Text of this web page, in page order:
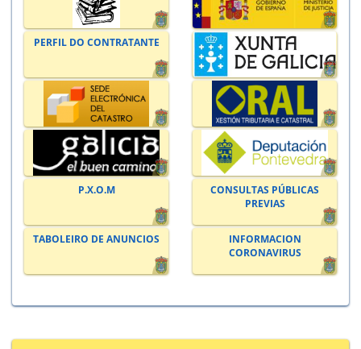
PERFIL DO CONTRATANTE
P.X.O.M
CONSULTAS PÚBLICAS
PREVIAS
TABOLEIRO DE ANUNCIOS
INFORMACION
CORONAVIRUS